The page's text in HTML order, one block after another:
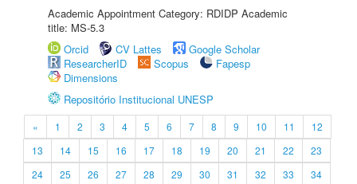
Academic Appointment Category: RDIDP Academic
title: MS-5.3
Orcid
CV Lattes
Google Scholar
ResearcherID
Scopus
Fapesp
Dimensions
Repositório Institucional UNESP
« 1 2 3 4 5 6 7 8 9 10 11
12
13
14 15 16 17 18 19 20 21 22
23
24
25 26 27 28 29 30 31 32 33
34